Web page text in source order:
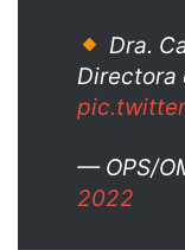
Dra.
Directora
— OPS/
2022